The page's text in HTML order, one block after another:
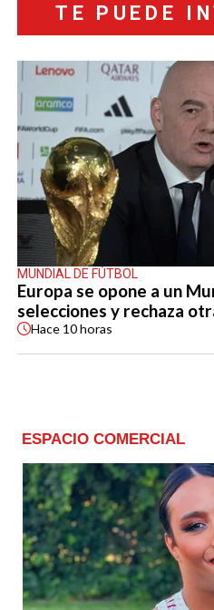
TE PUEDE
MUNDIAL DE FÚTBOL
Europa se opone a un
selecciones y rechaza
Hace 10 horas